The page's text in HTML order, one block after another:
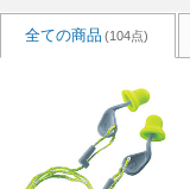
全ての商品 (104点)